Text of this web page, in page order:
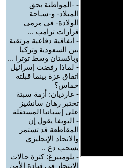
- -المواطنة بحق
الميلاد- و-سياحة
الولادة- في مرمى
قرارات ترامب ...
- اتفاقية دفاعية مرتقبة
بين السعودية وتركيا
وباكستان وسط توترا ...
- لماذا رفضت إسرائيل
اتفاق غزة بينما قبلته
حماس؟
- غارديان: أزمة سبتة
تختبر رهان سانشيز
على إسبانيا المستقلة
- اليويفا يقول إن
المقاطعة قد تستمر
والاتحاد الإنجليزي
يسحب دع ...
- بلومبيرغ: كثرة حالات
الانتحار في قيادة الأمن